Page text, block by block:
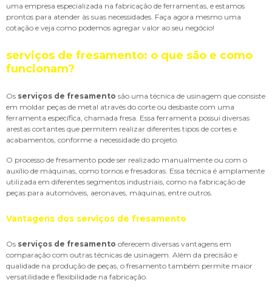
uma empresa especializada na fabricação de ferramentas, e estamos
prontos para atender às suas necessidades. Faça agora mesmo uma
cotação e veja como podemos agregar valor ao seu negócio!
serviços de fresamento: o que são e como
funcionam?
Os serviços de fresamento são uma técnica de usinagem que consiste
em moldar peças de metal através do corte ou desbaste com uma
ferramenta específica, chamada fresa. Essa ferramenta possui diversas
arestas cortantes que permitem realizar diferentes tipos de cortes e
acabamentos, conforme a necessidade do projeto.
O processo de fresamento pode ser realizado manualmente ou com o
auxílio de máquinas, como tornos e fresadoras. Essa técnica é amplamente
utilizada em diferentes segmentos industriais, como na fabricação de
peças para automóveis, aeronaves, máquinas, entre outros.
Vantagens dos serviços de fresamento
Os serviços de fresamento oferecem diversas vantagens em
comparação com outras técnicas de usinagem. Além da precisão e
qualidade na produção de peças, o fresamento também permite maior
versatilidade e flexibilidade na fabricação.